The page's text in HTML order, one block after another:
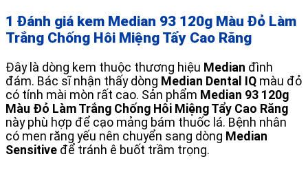
1 Đánh giá kem Median 93 120g Màu Đỏ Làm
Trắng Chống Hôi Miệng Tẩy Cao Răng
Đây là dòng kem thuộc thương hiệu Median đình
đám. Bác sĩ nhận thấy dòng Median Dental IQ màu đỏ
có tính mài mòn rất cao. Sản phẩm Median 93 120g
Màu Đỏ Làm Trắng Chống Hôi Miệng Tẩy Cao Răng
này phù hợp để cạo mảng bám thuốc lá. Bệnh nhân
có men răng yếu nên chuyển sang dòng Median
Sensitive để tránh ê buốt trầm trọng.